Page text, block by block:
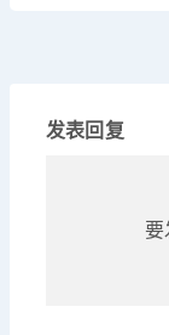
发表回复
要